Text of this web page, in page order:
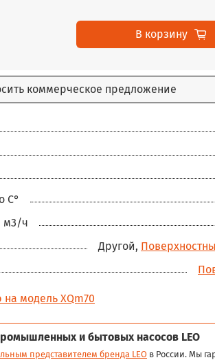
В корзину
коммерческое предложение
С°
м3/ч
Другой,
модель XQm70
и бытовых насосов LEO
представителем бренда LEO в России. Мы